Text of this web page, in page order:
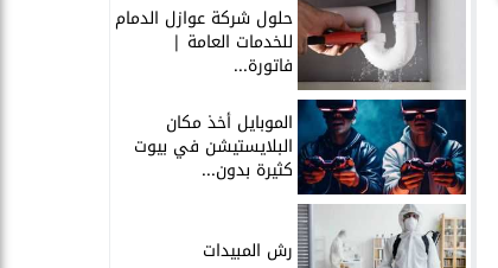
حلول شركة عوازل الدمام
للخدمات العامة |
فاتورة...
الموبايل أخذ مكان
البلايستيشن في بيوت
كثيرة بدون...
رش المبيدات